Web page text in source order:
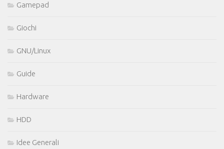
Gamepad
Giochi
GNU/Linux
Guide
Hardware
HDD
Idee Generali